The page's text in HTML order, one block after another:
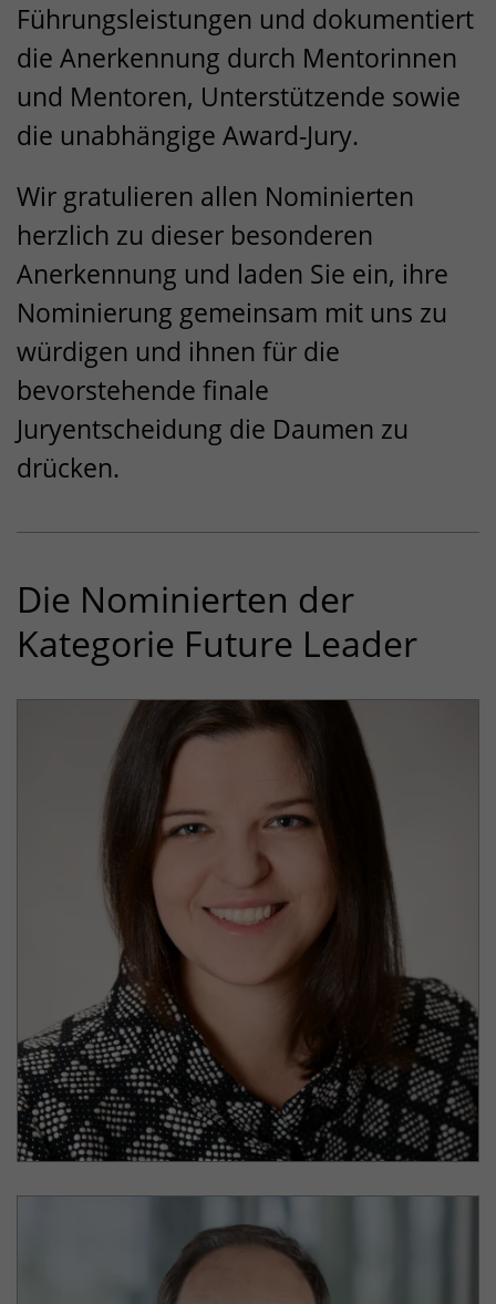
Führungsleistungen und dokumentiert
die Anerkennung durch Mentorinnen
und Mentoren, Unterstützende sowie
die unabhängige Award-Jury.
Wir gratulieren allen Nominierten
herzlich zu dieser besonderen
Anerkennung und laden Sie ein, ihre
Nominierung gemeinsam mit uns zu
würdigen und ihnen für die
bevorstehende finale
Juryentscheidung die Daumen zu
drücken.
Die Nominierten der
Kategorie Future Leader
Gesa Bürger
LuxExperience B.V.
Lead Talent Development & Belonging